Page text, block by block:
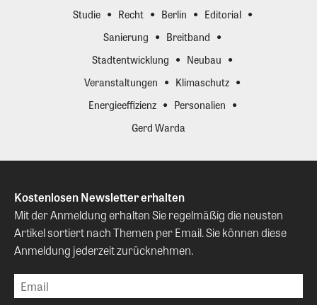
Studie
Recht Berlin
Editorial
Sanierung
Breitband
Stadtentwicklung
Neubau
Veranstaltungen
Klimaschutz
Energieeffizienz
Personalien
Gerd Warda
Kostenlosen Newsletter erhalten
Mit der Anmeldung erhalten Sie regelmäßig die neusten
Artikel sortiert nach Themen per Email. Sie können diese
Anmeldung jederzeit zurücknehmen.